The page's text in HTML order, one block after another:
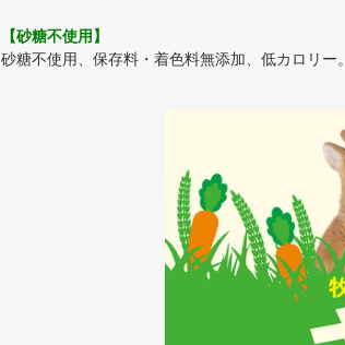
【砂糖不使用】
砂糖不使用、保存料・着色料無添加、低カロリー。